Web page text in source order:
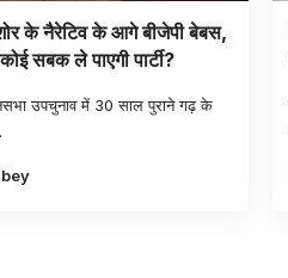
के नैरेटिव के आगे बीजेपी बेबस,
सबक ले पाएगी पार्टी?
उपचुनाव में 30 साल पुराने गढ़ के